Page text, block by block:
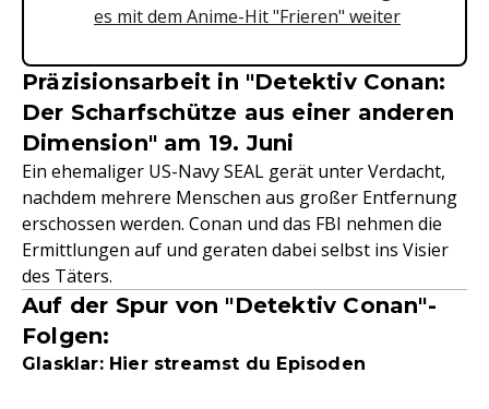
es mit dem Anime-Hit "Frieren" weiter
Präzisionsarbeit in "Detektiv Conan:
Der Scharfschütze aus einer anderen
Dimension" am 19. Juni
Ein ehemaliger US-Navy SEAL gerät unter Verdacht,
nachdem mehrere Menschen aus großer Entfernung
erschossen werden. Conan und das FBI nehmen die
Ermittlungen auf und geraten dabei selbst ins Visier
des Täters.
Auf der Spur von "Detektiv Conan"-
Folgen:
Glasklar: Hier streamst du Episoden